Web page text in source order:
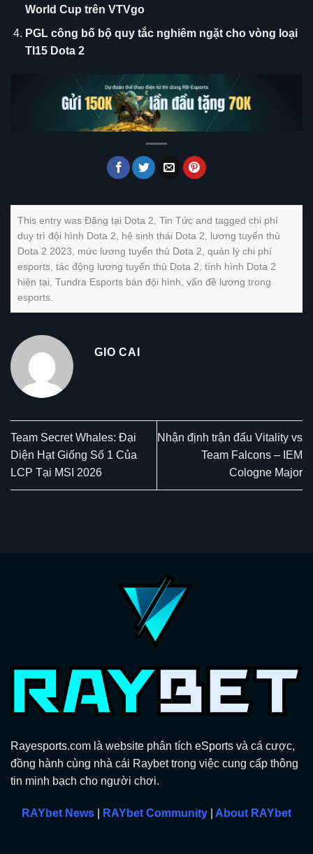
World Cup trên VTVgo
PGL công bố bộ quy tắc nghiêm ngặt cho vòng loại
TI15 Dota 2
This entry was Đăng tại Dota 2 Tin Tức and tagged chi phí
duy trì đội hình Dota 2
hệ sinh thái Dota 2
lương tuyển thủ
Dota 2 2023
mức lương tuyển thủ Dota 2 quản lý chi phí
esports tác động lương tuyển thủ Dota 2 tình hình Dota 2
hiện tại Tundra Esports bán đội hình vấn đề lương trong
esports
GIO CAI
Team Secret Whales: Đại
Diện Hạt Giống Số 1 Của
LCP Tại MSI 2026
Nhận định trận đấu Vitality vs
Team Falcons – IEM
Cologne Major
Rayesports.com là website phân tích eSports và cá cược,
đồng hành cùng nhà cái Raybet trong việc cung cấp thông
tin minh bạch cho người chơi.
RAYbet News RAYbet Community About RAYbet